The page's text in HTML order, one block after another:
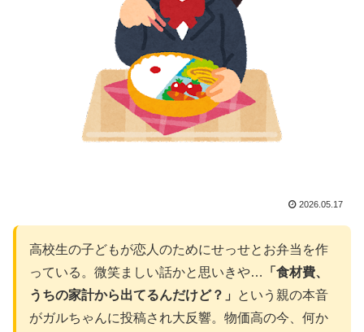
2026.05.17
高校生の子どもが恋人のためにせっせとお弁当を作
っている。微笑ましい話かと思いきや…
「食材費、
うちの家計から出てるんだけど？」
という親の本音
がガルちゃんに投稿され大反響。物価高の今、何か